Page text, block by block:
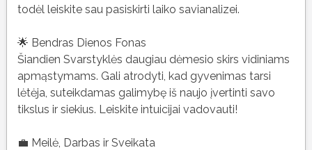
todėl leiskite sau pasiskirti laiko savianalizei.
🌟 Bendras Dienos Fonas
Šiandien Svarstyklės daugiau dėmesio skirs vidiniams
apmąstymams. Gali atrodyti, kad gyvenimas tarsi
lėtėja, suteikdamas galimybę iš naujo įvertinti savo
tikslus ir siekius. Leiskite intuicijai vadovauti!
💼 Meilė, Darbas ir Sveikata